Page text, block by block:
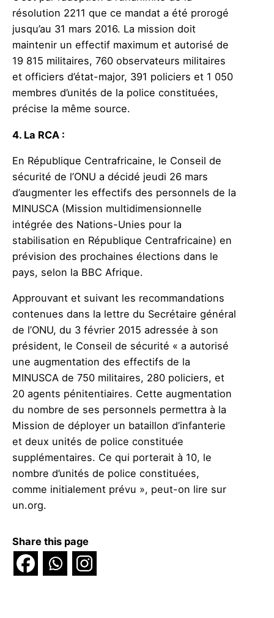
résolution 2211 que ce mandat a été prorogé
jusqu’au 31 mars 2016. La mission doit
maintenir un effectif maximum et autorisé de
19 815 militaires, 760 observateurs militaires
et officiers d’état-major, 391 policiers et 1 050
membres d’unités de la police constituées,
précise la même source.
4. La RCA :
En République Centrafricaine, le Conseil de
sécurité de l’ONU a décidé jeudi 26 mars
d’augmenter les effectifs des personnels de la
MINUSCA (Mission multidimensionnelle
intégrée des Nations-Unies pour la
stabilisation en République Centrafricaine) en
prévision des prochaines élections dans le
pays, selon la BBC Afrique.
Approuvant et suivant les recommandations
contenues dans la lettre du Secrétaire général
de l’ONU, du 3 février 2015 adressée à son
président, le Conseil de sécurité « a autorisé
une augmentation des effectifs de la
MINUSCA de 750 militaires, 280 policiers, et
20 agents pénitentiaires. Cette augmentation
du nombre de ses personnels permettra à la
Mission de déployer un bataillon d’infanterie
et deux unités de police constituée
supplémentaires. Ce qui porterait à 10, le
nombre d’unités de police constituées,
comme initialement prévu », peut-on lire sur
un.org.
Share this page